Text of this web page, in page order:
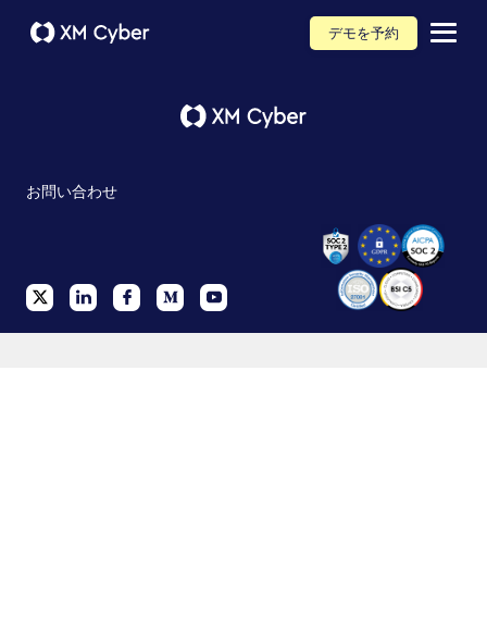
デモを予約
お問い合わせ